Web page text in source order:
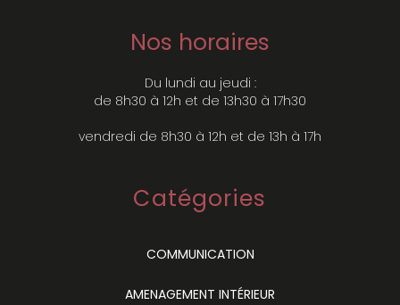
Nos horaires
Du lundi au jeudi :
de 8h30 à 12h et de 13h30 à 17h30
vendredi de 8h30 à 12h et de 13h à 17h
Catégories
COMMUNICATION
AMENAGEMENT INTÉRIEUR